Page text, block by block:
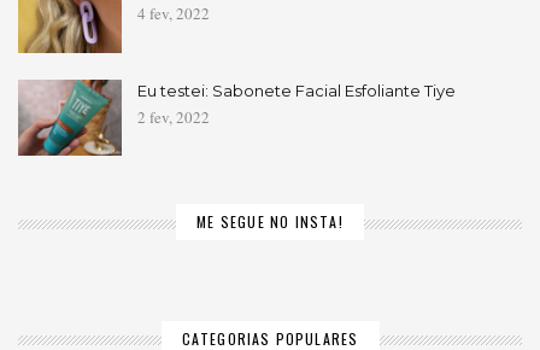
4 fev, 2022
Eu testei: Sabonete Facial Esfoliante Tiye
2 fev, 2022
ME SEGUE NO INSTA!
CATEGORIAS POPULARES